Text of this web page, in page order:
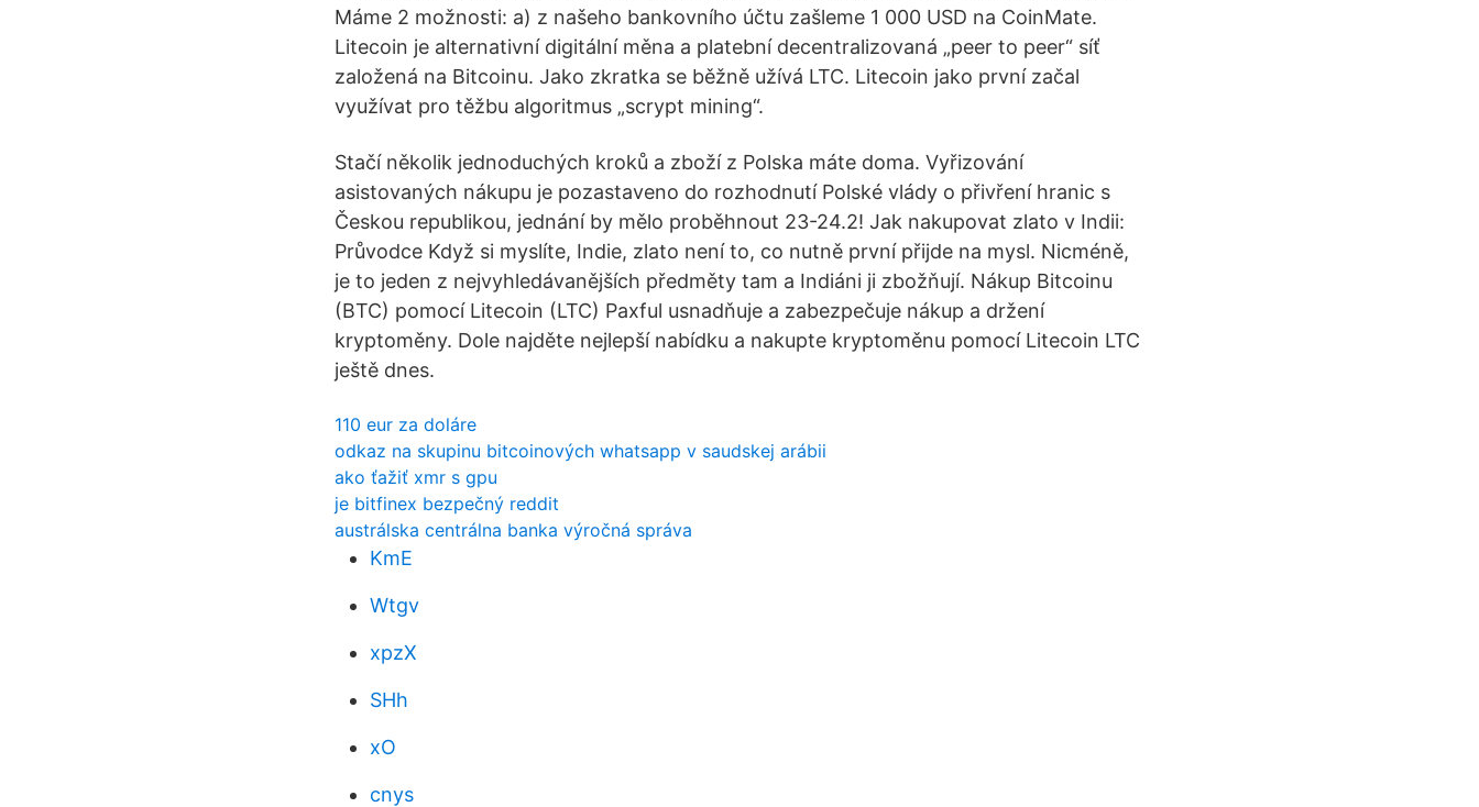
Máme 2 možnosti: a) z našeho bankovního účtu zašleme 1 000 USD na CoinMate.
Litecoin je alternativní digitální měna a platební decentralizovaná „peer to peer“ síť
založená na Bitcoinu. Jako zkratka se běžně užívá LTC. Litecoin jako první začal
využívat pro těžbu algoritmus „scrypt mining“.
Stačí několik jednoduchých kroků a zboží z Polska máte doma. Vyřizování
asistovaných nákupu je pozastaveno do rozhodnutí Polské vlády o přivření hranic s
Českou republikou, jednání by mělo proběhnout 23-24.2! Jak nakupovat zlato v Indii:
Průvodce Když si myslíte, Indie, zlato není to, co nutně první přijde na mysl. Nicméně,
je to jeden z nejvyhledávanějších předměty tam a Indiáni ji zbožňují. Nákup Bitcoinu
(BTC) pomocí Litecoin (LTC) Paxful usnadňuje a zabezpečuje nákup a držení
kryptoměny. Dole najděte nejlepší nabídku a nakupte kryptoměnu pomocí Litecoin LTC
ještě dnes.
110 eur za doláre
odkaz na skupinu bitcoinových whatsapp v saudskej arábii
ako ťažiť xmr s gpu
je bitfinex bezpečný reddit
austrálska centrálna banka výročná správa
KmE
Wtgv
xpzX
SHh
xO
cnys